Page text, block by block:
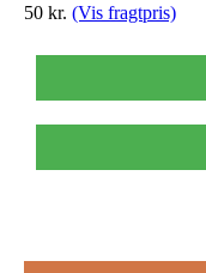
50 kr. (Vis fragtpris)